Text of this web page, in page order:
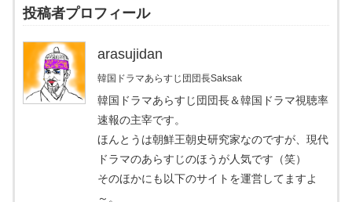
投稿者プロフィール
arasujidan
韓国ドラマあらすじ団団長Saksak
韓国ドラマあらすじ団団長＆韓国ドラマ視聴率
速報の主宰です。
ほんとうは朝鮮王朝史研究家なのですが、現代
ドラマのあらすじのほうが人気です（笑）
そのほかにも以下のサイトを運営してますよ
～。